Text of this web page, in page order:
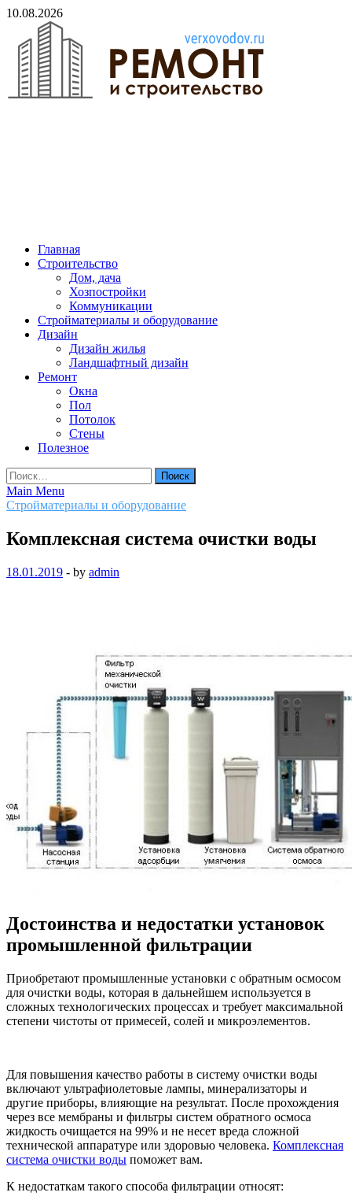
Skip
content
10.08.2026
Главная
Строительство
Дом, дача
Хозпостройки
Коммуникации
Стройматериалы и оборудование
Дизайн
Дизайн жилья
Ландшафтный дизайн
Ремонт
Окна
Пол
Потолок
Стены
Полезное
Найти:
Main Menu
Стройматериалы и оборудование
Комплексная система очистки воды
18.01.2019 - by admin
Достоинства и недостатки установок
промышленной фильтрации
Приобретают промышленные установки с обратным осмосом
для очистки воды, которая в дальнейшем используется в
сложных технологических процессах и требует максимальной
степени чистоты от примесей, солей и микроэлементов.
Для повышения качество работы в систему очистки воды
включают ультрафиолетовые лампы, минерализаторы и
другие приборы, влияющие на результат. После прохождения
через все мембраны и фильтры систем обратного осмоса
жидкость очищается на 99% и не несет вреда сложной
технической аппаратуре или здоровью человека. Комплексная
система очистки воды поможет вам.
К недостаткам такого способа фильтрации относят: